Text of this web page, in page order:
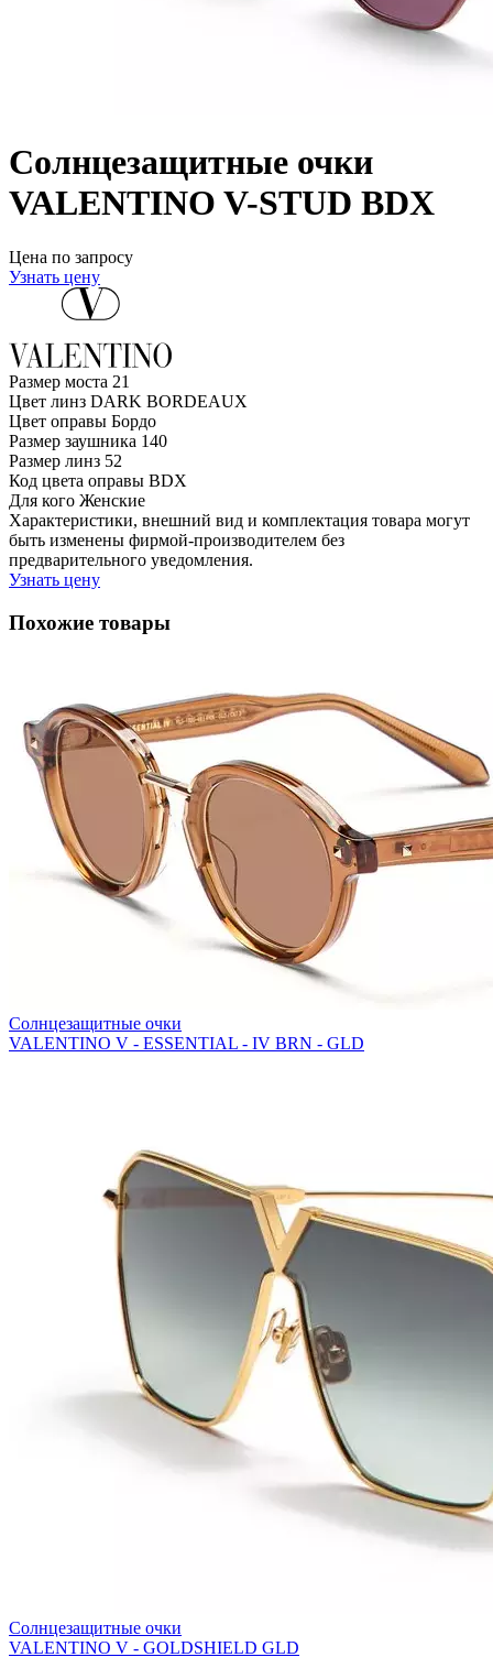
Солнцезащитные очки
VALENTINO V-STUD BDX
Цена по запросу
Узнать цену
Размер моста 21
Цвет линз DARK BORDEAUX
Цвет оправы Бордо
Размер заушника 140
Размер линз 52
Код цвета оправы BDX
Для кого Женские
Характеристики, внешний вид и комплектация товара могут
быть изменены фирмой-производителем без
предварительного уведомления.
Узнать цену
Похожие товары
Солнцезащитные очки
VALENTINO V - ESSENTIAL - IV BRN - GLD
Солнцезащитные очки
VALENTINO V - GOLDSHIELD GLD